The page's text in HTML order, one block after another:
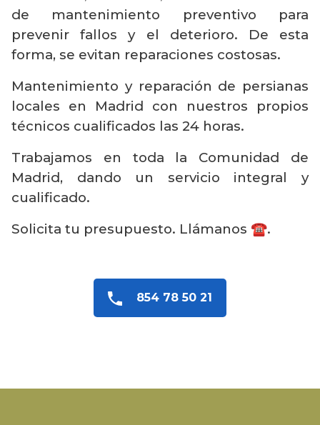
de mantenimiento preventivo para
prevenir fallos y el deterioro. De esta
forma, se evitan reparaciones costosas.
Mantenimiento y reparación de persianas
locales en Madrid con nuestros propios
técnicos cualificados las 24 horas.
Trabajamos en toda la Comunidad de
Madrid, dando un servicio integral y
cualificado.
Solicita tu presupuesto. Llámanos ☎️.
854 78 50 21